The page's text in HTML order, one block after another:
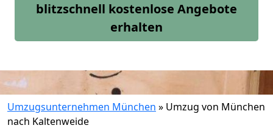
blitzschnell kostenlose Angebote
erhalten
Umzugsunternehmen München » Umzug von München
nach Kaltenweide